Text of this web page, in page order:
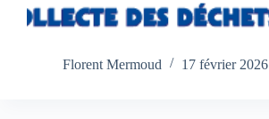
Florent Mermoud 17 février 2026